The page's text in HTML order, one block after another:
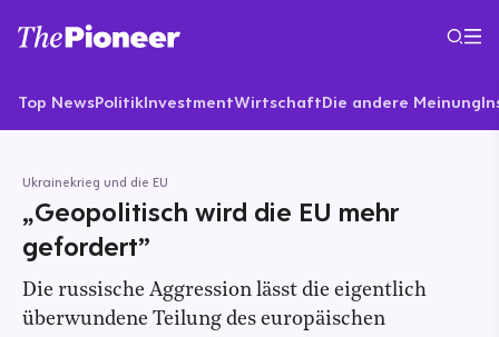
Top NewsPolitikInvestmentWirtschaftDie andere Meinung
Ukrainekrieg und die EU
„Geopolitisch wird die EU mehr
gefordert”
Die russische Aggression lässt die eigentlich
überwundene Teilung des europäischen